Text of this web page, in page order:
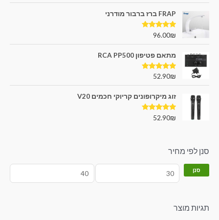
FRAP ברז ברבור מודרני
דורג5.00
96.00₪
מתאם פטיפון RCA PP500
דורג5.00
52.90₪
זוג מיקרופונים קריוקי חכמים V20
דורג5.00
52.90₪
סנן לפי מחיר
סנן
תגיות מוצר